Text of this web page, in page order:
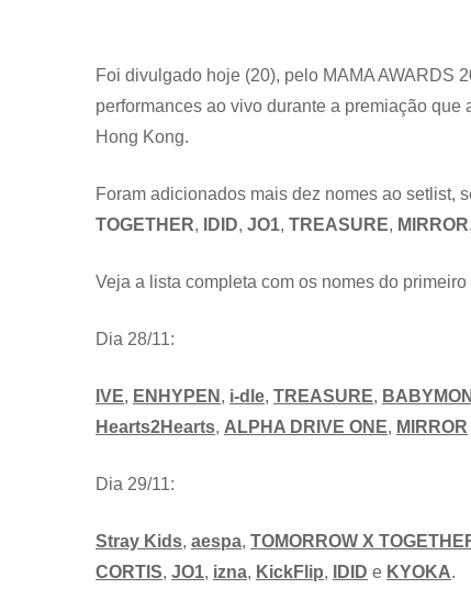
Foi divulgado hoje (20), pelo MAMA AWARDS
performances ao vivo durante a premiação
Hong Kong.
Foram adicionados mais dez nomes ao setlist,
TOGETHER, IDID, JO1, TREASURE, MIRROR,
Veja a lista completa com os nomes do
Dia 28/11:
IVE, ENHYPEN , i-dle, TREASURE,
Hearts2Hearts, ALPHA DRIVE ONE, MIRROR
Dia 29/11:
Stray Kids, aespa, TOMORROW X
CORTIS, JO1, izna, KickFlip, IDID e KYOKA.